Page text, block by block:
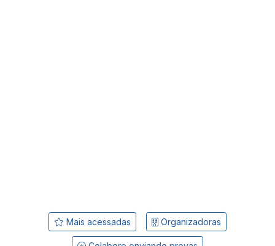
Mais acessadas Organizadoras